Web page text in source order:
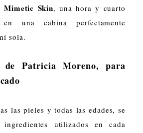
Mimetic Skin, una hora y cuarto
una cabina perfectamente
sola.
Patricia Moreno, para
las pieles y todas las edades, se
ingredientes utilizados en cada